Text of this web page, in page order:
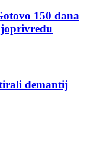
150 dana
demantij